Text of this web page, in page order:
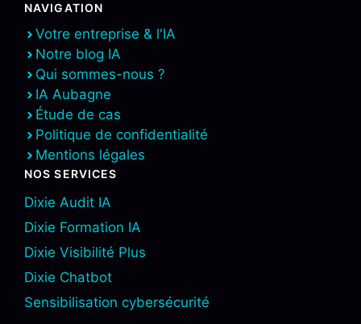
NAVIGATION
Votre entreprise & l'IA
Notre blog IA
Qui sommes-nous ?
IA Aubagne
Étude de cas
Politique de confidentialité
Mentions légales
NOS SERVICES
Dixie Audit IA
Dixie Formation IA
Dixie Visibilité Plus
Dixie Chatbot
Sensibilisation cybersécurité